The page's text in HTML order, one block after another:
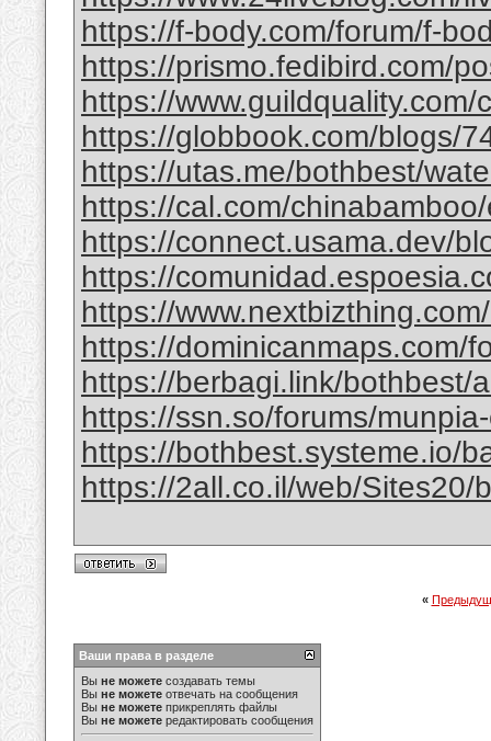
https://f-body.com/forum/f-
https://prismo.fedibird.com/
https://
https://globbook.com/blogs/
https://utas.me/bothbest/
https://cal.com/
https://connect.usama.dev/
https://
https://
https://dominicanmaps.com/
https://berbagi.link/bothbest/
https://ssn.so/forums/
https://bothbest.systeme.io/
https://2all.co.il/web/Sites20/
«
Ваши права в разделе
Вы не можете создавать темы
Вы не можете отвечать на сообщения
Вы не можете прикреплять файлы
Вы не можете редактировать сообщения